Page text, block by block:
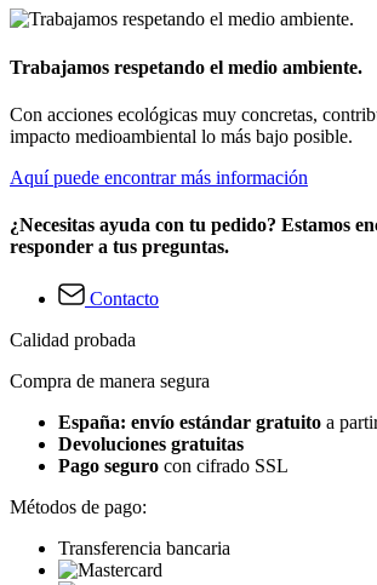
Trabajamos respetando el medio ambiente.
Con acciones ecológicas muy concretas,
impacto medioambiental lo más bajo posible.
Aquí puede encontrar más información
¿Necesitas ayuda con tu pedido? Estamos
responder a tus preguntas.
Contacto
Calidad probada
Compra de manera segura
España: envío estándar gratuito a
Devoluciones gratuitas
Pago seguro con cifrado SSL
Métodos de pago:
Transferencia bancaria